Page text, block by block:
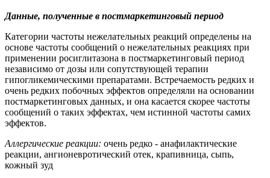
Данные, полученные в постмаркетинговый период
Категории частоты нежелательных реакций определены на
основе частоты сообщений о нежелательных реакциях при
применении росиглитазона в постмаркетинговый период
независимо от дозы или сопутствующей терапии
гипогликемическими препаратами. Встречаемость редких и
очень редких побочных эффектов определяли на основании
постмаркетинговых данных, и она касается скорее частоты
сообщений о таких эффектах, чем истинной частоты самих
эффектов.
Аллергические реакции: очень редко - анафилактические
реакции, ангионевротический отек, крапивница, сыпь,
кожный зуд